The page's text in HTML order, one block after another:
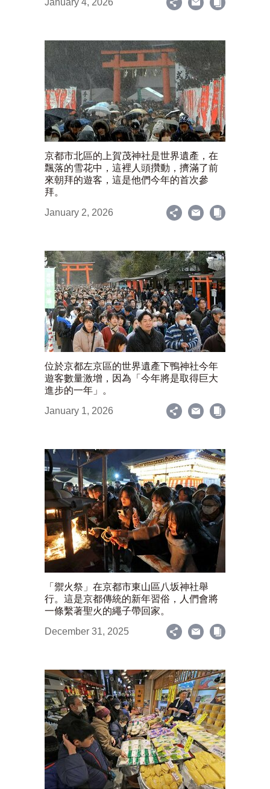
January 4, 2026
京都市北區的上賀茂神社是世界遺產，在
飄落的雪花中，這裡人頭攢動，擠滿了前
來朝拜的遊客，這是他們今年的首次參
拜。
January 2, 2026
位於京都左京區的世界遺產下鴨神社今年
遊客數量激增，因為「今年將是取得巨大
進步的一年」。
January 1, 2026
「禦火祭」在京都市東山區八坂神社舉
行。這是京都傳統的新年習俗，人們會將
一條繫著聖火的繩子帶回家。
December 31, 2025